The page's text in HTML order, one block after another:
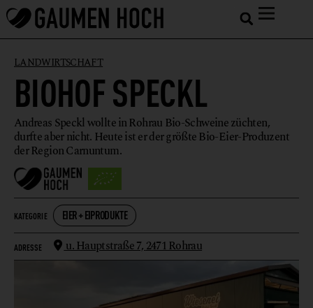
LANDWIRTSCHAFT
BIOHOF SPECKL
Andreas Speckl wollte in Rohrau Bio-Schweine züchten,
durfte aber nicht. Heute ist er der größte Bio-Eier-Produzent
der Region Carnuntum.
KATEGORIE EIER + EIPRODUKTE
ADRESSE u. Hauptstraße 7,2471 Rohrau